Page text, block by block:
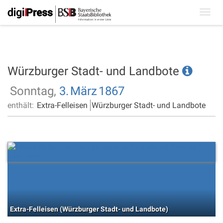
Würzburger Stadt- und Landbote
Sonntag, 3. März 1867
enthält: Extra-Felleisen Würzburger Stadt- und Landbote
Extra-Felleisen (Würzburger Stadt- und Landbote)